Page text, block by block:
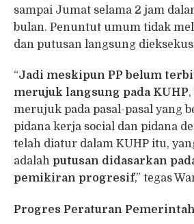
sampai Jumat selama 2 jam
bulan. Penuntut umum tidak
dan putusan langsung
“Jadi meskipun PP belum
merujuk langsung pada KUHP
merujuk pada pasal-pasal yang
pidana kerja social dan pidana
telah diatur dalam KUHP itu,
adalah putusan didasarkan
pemikiran progresif,” tegas
Progres Peraturan Pemerintah